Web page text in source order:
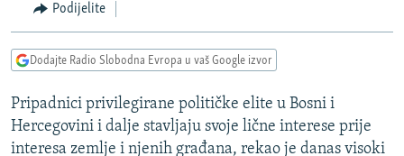
navigaciju
Pređite
na
CRNA GORA
VIDEO
FOTOGALERIJE
INFOGRAFIKE
PODCASTI
RAT U UKRAJINI
KINA NA BALKANU
Podijelite
Dodajte Radio Slobodna Evropa u vaš Google izvor
Pripadnici privilegirane političke elite u Bosni i
Hercegovini i dalje stavljaju svoje lične interese prije
interesa zemlje i njenih građana, rekao je danas visoki